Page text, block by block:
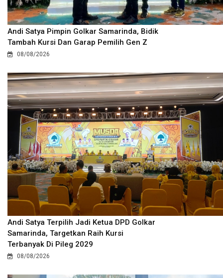
Andi Satya Pimpin Golkar Samarinda, Bidik
Tambah Kursi Dan Garap Pemilih Gen Z
08/08/2026
Andi Satya Terpilih Jadi Ketua DPD Golkar
Samarinda, Targetkan Raih Kursi
Terbanyak Di Pileg 2029
08/08/2026